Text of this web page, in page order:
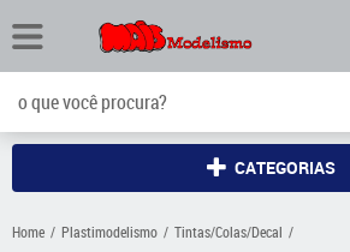
CATEGORIAS
Home Plastimodelismo
Tintas/Colas/Decal